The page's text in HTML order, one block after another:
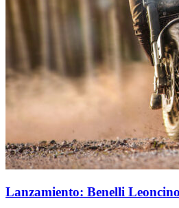
Lanzamiento: Benelli